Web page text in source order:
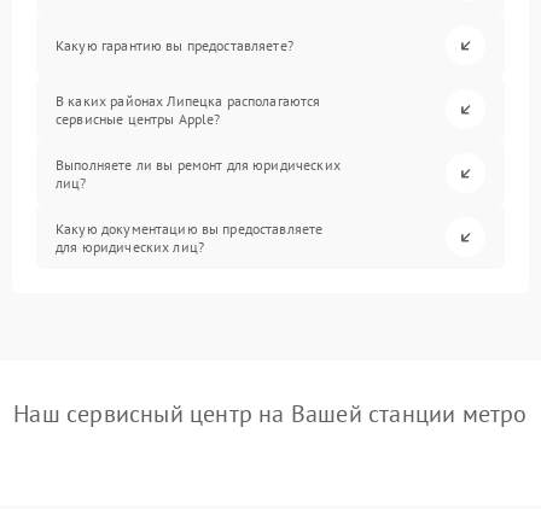
Какую гарантию вы предоставляете?
В каких районах Липецка располагаются
сервисные центры Apple?
Выполняете ли вы ремонт для юридических
лиц?
Какую документацию вы предоставляете
для юридических лиц?
Наш сервисный центр на Вашей станции метро